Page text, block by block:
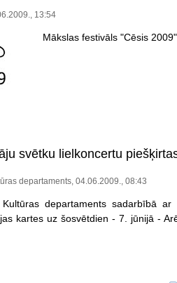
13:54
Mākslas festivāls "Cēsis
svētku lielkoncertu
departaments, 04.06.2009., 08:43
departaments sadarbībā
kartes uz šosvētdien - 7. jūnijā -